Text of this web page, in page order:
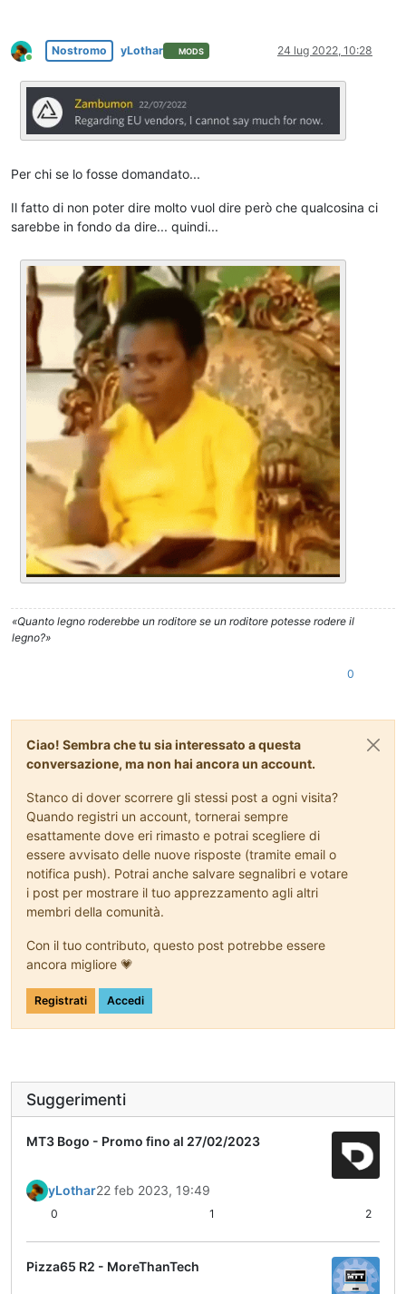
Online
Nostromo yLothar MODS 24 lug 2022, 10:28
Per chi se lo fosse domandato...
Il fatto di non poter dire molto vuol dire però che qualcosina ci
sarebbe in fondo da dire... quindi...
«Quanto legno roderebbe un roditore se un roditore potesse rodere il
legno?»
0
Ciao! Sembra che tu sia interessato a questa
conversazione, ma non hai ancora un account.
Stanco di dover scorrere gli stessi post a ogni visita?
Quando registri un account, tornerai sempre
esattamente dove eri rimasto e potrai scegliere di
essere avvisato delle nuove risposte (tramite email o
notifica push). Potrai anche salvare segnalibri e votare
i post per mostrare il tuo apprezzamento agli altri
membri della comunità.
Con il tuo contributo, questo post potrebbe essere
ancora migliore 💗
Registrati Accedi
Suggerimenti
MT3 Bogo - Promo fino al 27/02/2023
yLothar22 feb 2023, 19:49
0 1 2
Pizza65 R2 - MoreThanTech